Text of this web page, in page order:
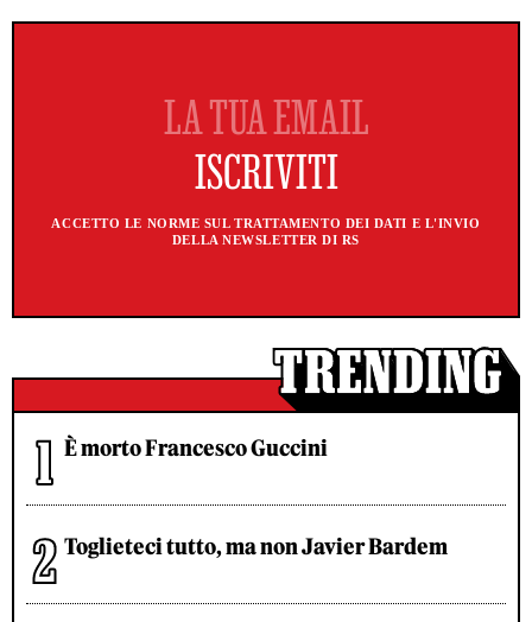
ACCETTO LE NORME SUL TRATTAMENTO DEI DATI E L'INVIO
DELLA NEWSLETTER DI RS
È morto Francesco Guccini
Toglieteci tutto, ma non Javier Bardem